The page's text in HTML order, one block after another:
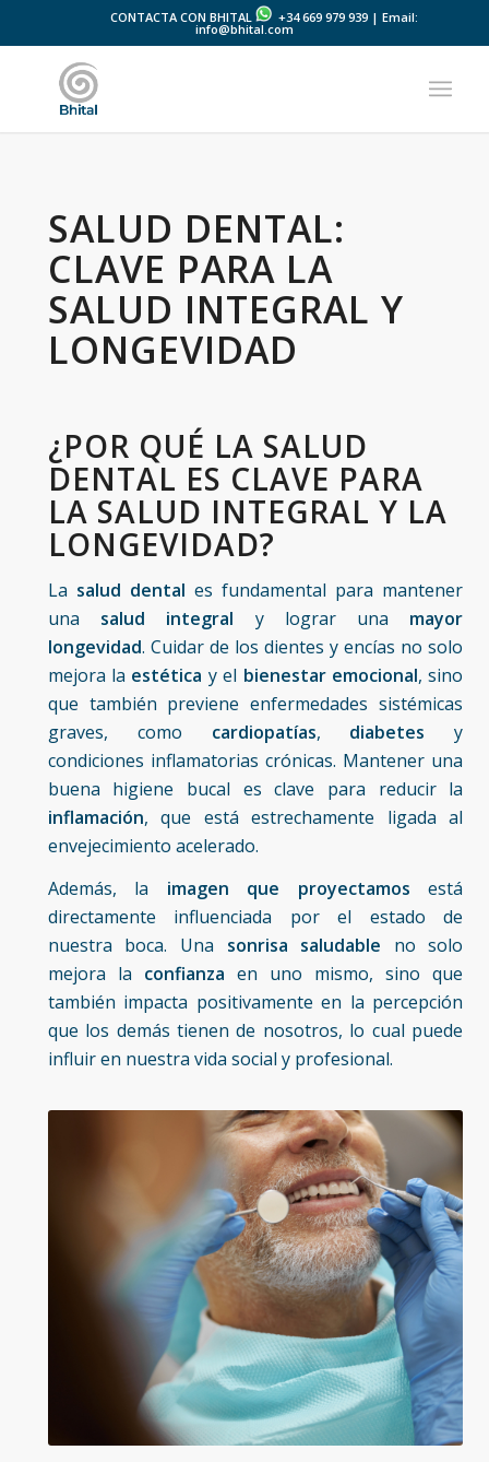
CONTACTA CON BHITAL +34 669 979 939 | Email:
info@bhital.com
SALUD DENTAL:
CLAVE PARA LA
SALUD INTEGRAL Y
LONGEVIDAD
¿POR QUÉ LA SALUD
DENTAL ES CLAVE PARA
LA SALUD INTEGRAL Y LA
LONGEVIDAD?
La salud dental es fundamental para mantener
una salud integral y lograr una mayor
longevidad. Cuidar de los dientes y encías no solo
mejora la estética y el bienestar emocional, sino
que también previene enfermedades sistémicas
graves, como cardiopatías, diabetes y
condiciones inflamatorias crónicas. Mantener una
buena higiene bucal es clave para reducir la
inflamación, que está estrechamente ligada al
envejecimiento acelerado.
Además, la imagen que proyectamos está
directamente influenciada por el estado de
nuestra boca. Una sonrisa saludable no solo
mejora la confianza en uno mismo, sino que
también impacta positivamente en la percepción
que los demás tienen de nosotros, lo cual puede
influir en nuestra vida social y profesional.